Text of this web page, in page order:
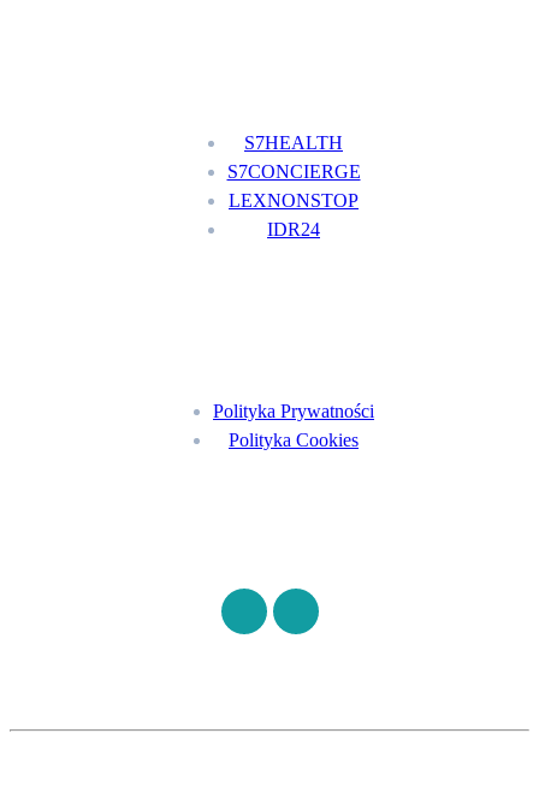
S7HEALTH
S7CONCIERGE
LEXNONSTOP
IDR24
Polityka Prywatności
Polityka Cookies